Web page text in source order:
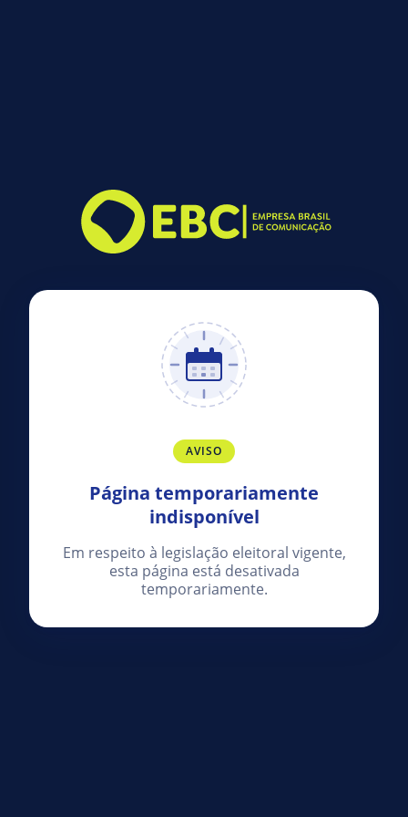
AVISO
Página temporariamente
indisponível
Em respeito à legislação eleitoral vigente,
esta página está desativada
temporariamente.